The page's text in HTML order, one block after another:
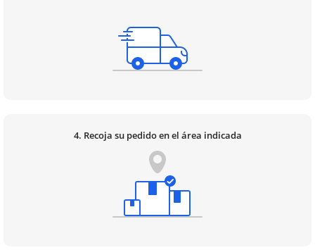
4. Recoja su pedido en el área indicada